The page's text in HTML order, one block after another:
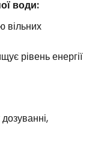
води:
вільних
рівень енергії